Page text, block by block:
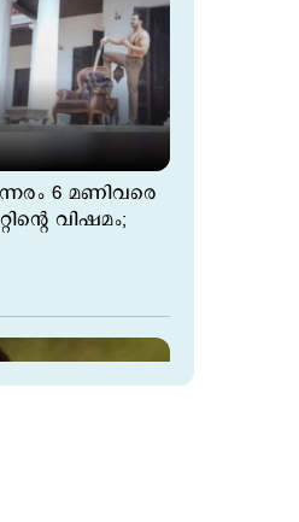
6 മണിവരെ
വിഷമം;